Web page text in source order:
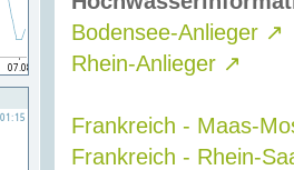
Bodensee-Anlieger ↗
Rhein-Anlieger ↗
Frankreich - Maas-
Frankreich - Rhein-